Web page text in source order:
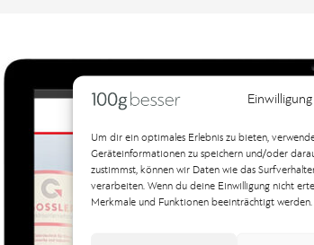
Um dir ein optimales Erlebnis zu bieten,
Geräteinformationen zu speichern und/oder
zustimmst, können wir Daten wie das
verarbeiten. Wenn du deine Einwilligung nicht
Merkmale und Funktionen beeinträchtigt werden.